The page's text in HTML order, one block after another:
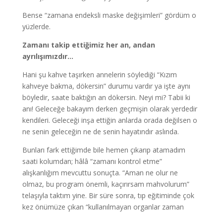
Bense “zamana endeksli maske değişimleri” gördüm o
yüzlerde.
Zamanı takip ettiğimiz her an, andan
ayrılışımızdır…
Hani şu kahve taşırken annelerin söylediği “Kızım
kahveye bakma, dökersin” durumu vardır ya işte aynı
böyledir, saate baktığın an dökersin. Neyi mi? Tabii ki
anı! Geleceğe bakayım derken geçmişin olarak yerdedir
kendileri. Geleceği inşa ettiğin anlarda orada değilsen o
ne senin geleceğin ne de senin hayatındır aslında.
Bunları fark ettiğimde bile hemen çıkarıp atamadım
saati kolumdan; hâlâ “zamanı kontrol etme”
alışkanlığım mevcuttu sonuçta. “Aman ne olur ne
olmaz, bu program önemli, kaçırırsam mahvolurum”
telaşıyla taktım yine. Bir süre sonra, tıp eğitiminde çok
kez önümüze çıkan “kullanılmayan organlar zaman